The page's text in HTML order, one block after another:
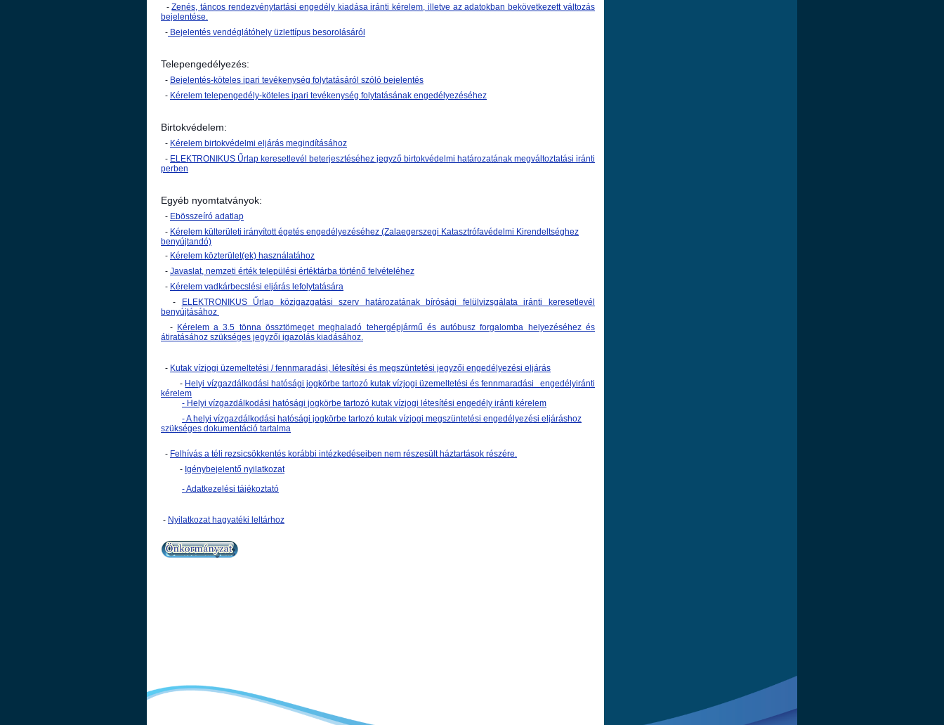
-Zenés, táncos rendezvénytartási engedély kiadása iránti kérelem, illetve az adatokban bekövetkezett változás
bejelentése.
- Bejelentés vendéglátóhely üzlettípus besorolásáról
Telepengedélyezés:
- Bejelentés-köteles ipari tevékenység folytatásáról szóló bejelentés
- Kérelem telepengedély-köteles ipari tevékenység folytatásának engedélyezéséhez
Birtokvédelem:
- Kérelem birtokvédelmi eljárás megindításához
- ELEKTRONIKUS Űrlap keresetlevél beterjesztéséhez jegyző birtokvédelmi határozatának megváltoztatási iránti
perben
Egyéb nyomtatványok:
- Ebösszeíró adatlap
- Kérelem külterületi irányított égetés engedélyezéséhez (Zalaegerszegi Katasztrófavédelmi Kirendeltséghez
benyújtandó)
- Kérelem közterület(ek) használatához
- Javaslat, nemzeti érték települési értéktárba történő felvételéhez
- Kérelem vadkárbecslési eljárás lefolytatására
-
ELEKTRONIKUS Űrlap közigazgatási szerv határozatának bírósági felülvizsgálata iránti keresetlevél
benyújtásához
- Kérelem a 3.5 tönna össztömeget meghaladó tehergépjármű és autóbusz forgalomba helyezéséhez és
átiratásához szükséges jegyzői igazolás kiadásához.
- Kutak vízjogi üzemeltetési / fennmaradási, létesítési és megszüntetési jegyzői engedélyezési eljárás
- Helyi vízgazdálkodási hatósági jogkörbe tartozó kutak vízjogi üzemeltetési és fennmaradási engedélyiránti
kérelem
- Helyi vízgazdálkodási hatósági jogkörbe tartozó kutak vízjogi létesítési engedély iránti kérelem
-A helyi vízgazdálkodási hatósági jogkörbe tartozó kutak vízjogi megszüntetési engedélyezési eljáráshoz
szükséges dokumentáció tartalma
- Felhívás a téli rezsicsökkentés korábbi intézkedéseiben nem részesült háztartások részére.
- Igénybejelentő nyilatkozat
-Adatkezelési tájékoztató
- Nyilatkozat hagyatéki leltárhoz